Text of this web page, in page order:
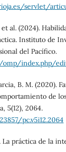
servlet/
al. (2024).
Instituto de
del Pacífico.
index.php/
B. M. (2020).
de
5(12), 2064.
pc.v5i12.2064
La práctica de la